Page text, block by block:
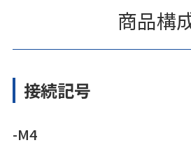
商品構
接続記号
-M4